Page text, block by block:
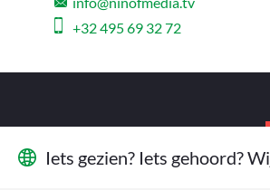
+32 495 69 32 72
Iets gezien? Iets gehoord?Wi